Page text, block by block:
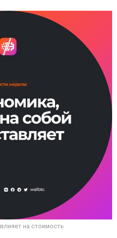
на стоимость